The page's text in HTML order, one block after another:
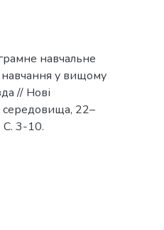
навчальне
навчання у вищому
// Нові
середовища, 22–
С. 3-10.